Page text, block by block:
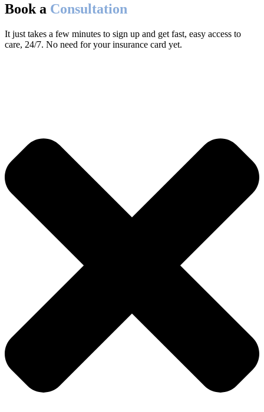
Book a Consultation
It just takes a few minutes to sign up and get fast, easy access to
care, 24/7. No need for your insurance card yet.